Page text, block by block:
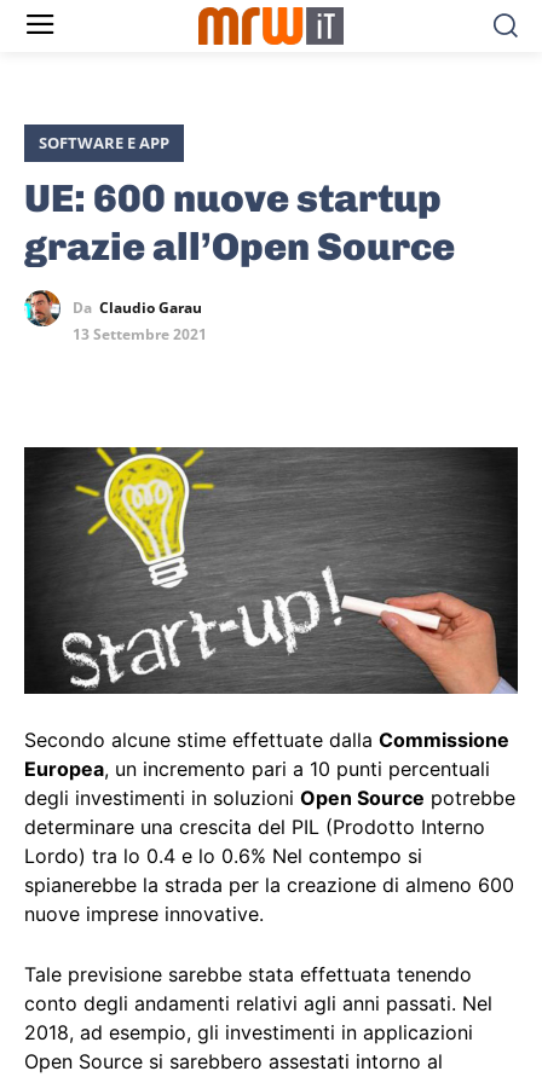
SOFTWARE E APP
UE: 600 nuove startup
grazie all’Open Source
Da Claudio Garau
13 Settembre 2021
Secondo alcune stime effettuate dalla Commissione
Europea, un incremento pari a 10 punti percentuali
degli investimenti in soluzioni Open Source potrebbe
determinare una crescita del PIL (Prodotto Interno
Lordo) tra lo 0.4 e lo 0.6% Nel contempo si
spianerebbe la strada per la creazione di almeno 600
nuove imprese innovative.
Tale previsione sarebbe stata effettuata tenendo
conto degli andamenti relativi agli anni passati. Nel
2018, ad esempio, gli investimenti in applicazioni
Open Source si sarebbero assestati intorno al